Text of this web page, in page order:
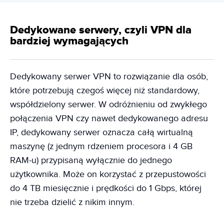
Dedykowane serwery, czyli VPN dla
bardziej wymagających
Dedykowany serwer VPN to rozwiązanie dla osób,
które potrzebują czegoś więcej niż standardowy,
współdzielony serwer. W odróżnieniu od zwykłego
połączenia VPN czy nawet dedykowanego adresu
IP, dedykowany serwer oznacza całą wirtualną
maszynę (z jednym rdzeniem procesora i 4 GB
RAM-u) przypisaną wyłącznie do jednego
użytkownika. Może on korzystać z przepustowości
do 4 TB miesięcznie i prędkości do 1 Gbps, której
nie trzeba dzielić z nikim innym.